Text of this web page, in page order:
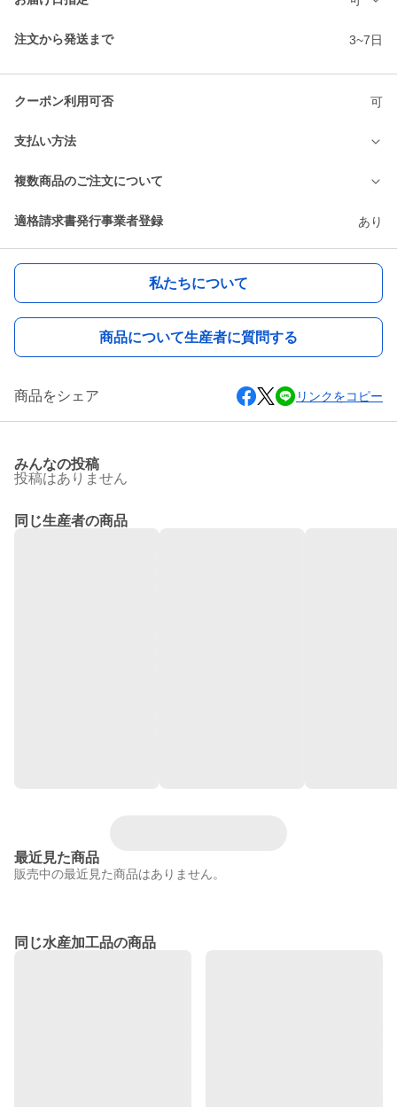
注文から発送まで 3~7日
クーポン利用可否 可
支払い方法
複数商品のご注文について
適格請求書発行事業者登録 あり
私たちについて
商品について生産者に質問する
商品をシェア リンクをコピー
みんなの投稿
投稿はありません
同じ生産者の商品
最近見た商品
販売中の最近見た商品はありません。
同じ水産加工品の商品